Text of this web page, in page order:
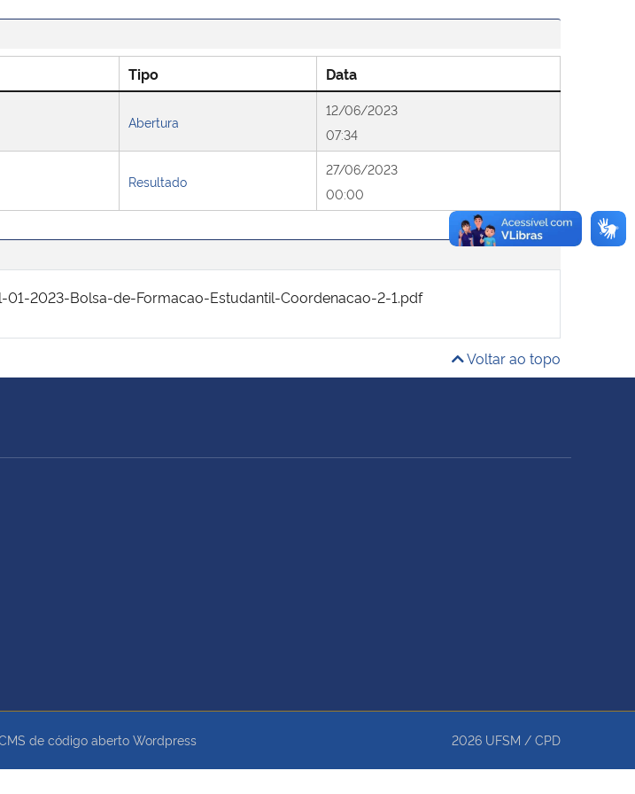
Tipo Data
Abertura
12/06/2023
07:34
Resultado
27/06/2023
00:00
2023-Bolsa-de-Formacao-Estudantil-Coordenacao-2-1.pdf
Voltar ao topo
de código aberto Wordpress 2026 UFSM / CPD